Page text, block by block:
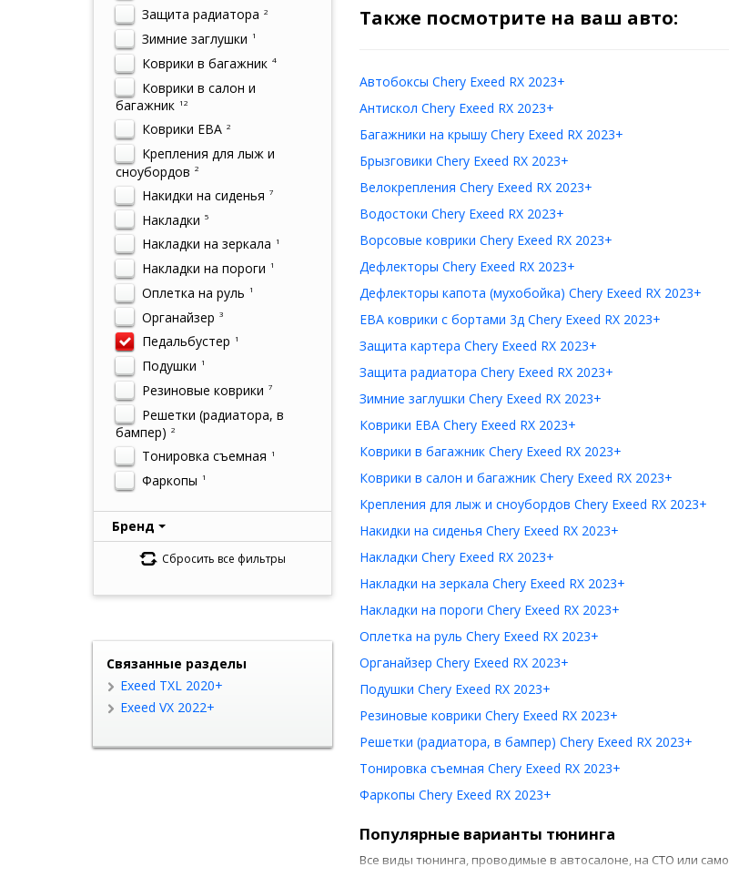
Защита радиатора 2
Зимние заглушки 1
Коврики в багажник 4
Коврики в салон и
багажник 12
Коврики ЕВА 2
Крепления для лыж и
сноубордов 2
Накидки на сиденья 7
Накладки 5
Накладки на зеркала 1
Накладки на пороги 1
Оплетка на руль 1
Органайзер 3
Педальбустер 1
Подушки 1
Резиновые коврики 7
Решетки (радиатора, в
бампер) 2
Тонировка съемная 1
Фаркопы 1
Бренд
Сбросить все фильтры
Связанные разделы
Exeed TXL 2020+
Exeed VX 2022+
Также посмотрите на ваш авто:
Автобоксы Chery Exeed RX 2023+
Антискол Chery Exeed RX 2023+
Багажники на крышу Chery Exeed RX 2023+
Брызговики Chery Exeed RX 2023+
Велокрепления Chery Exeed RX 2023+
Водостоки Chery Exeed RX 2023+
Ворсовые коврики Chery Exeed RX 2023+
Дефлекторы Chery Exeed RX 2023+
Дефлекторы капота (мухобойка) Chery Exeed RX 2023+
ЕВА коврики с бортами 3д Chery Exeed RX 2023+
Защита картера Chery Exeed RX 2023+
Защита радиатора Chery Exeed RX 2023+
Зимние заглушки Chery Exeed RX 2023+
Коврики ЕВА Chery Exeed RX 2023+
Коврики в багажник Chery Exeed RX 2023+
Коврики в салон и багажник Chery Exeed RX 2023+
Крепления для лыж и сноубордов Chery Exeed RX 2023+
Накидки на сиденья Chery Exeed RX 2023+
Накладки Chery Exeed RX 2023+
Накладки на зеркала Chery Exeed RX 2023+
Накладки на пороги Chery Exeed RX 2023+
Оплетка на руль Chery Exeed RX 2023+
Органайзер Chery Exeed RX 2023+
Подушки Chery Exeed RX 2023+
Резиновые коврики Chery Exeed RX 2023+
Решетки (радиатора, в бампер) Chery Exeed RX 2023+
Тонировка съемная Chery Exeed RX 2023+
Фаркопы Chery Exeed RX 2023+
Популярные варианты тюнинга
Все виды тюнинга, проводимые в автосалоне, на СТО или